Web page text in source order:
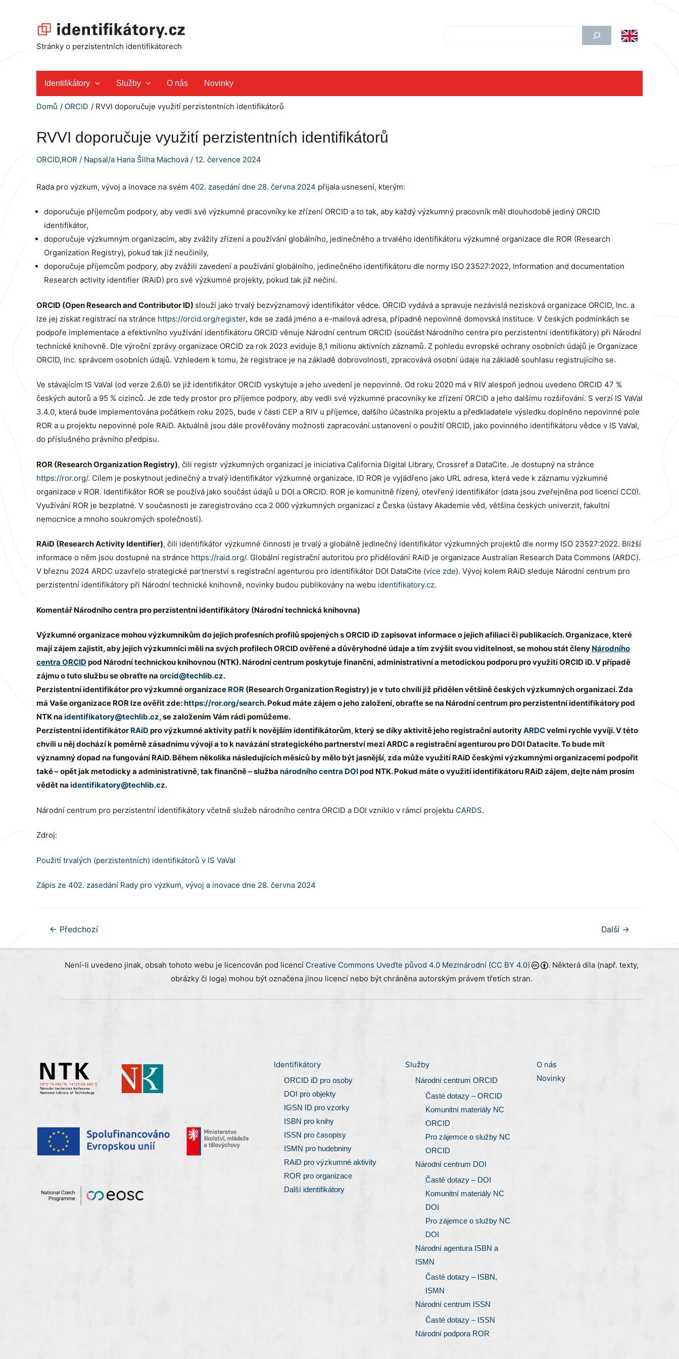
Stránky o perzistentních identifikátorech
Identifikátory Služby O nás Novinky
Domů ORCID RVVI doporučuje využití perzistentních identifikátorů
RVVI doporučuje využití perzistentních identifikátorů
ORCID,ROR / Napsal/a Hana Šilha Machová / 12. července 2024
Rada pro výzkum, vývoj a inovace na svém 402. zasedání dne 28. června 2024 přijala usnesení, kterým:
doporučuje příjemcům podpory, aby vedli své výzkumné pracovníky ke zřízení ORCID a to tak, aby každý výzkumný pracovník měl dlouhodobě jediný ORCID
identifikátor,
doporučuje výzkumným organizacím, aby zvážily zřízení a používání globálního, jedinečného a trvalého identifikátoru výzkumné organizace dle ROR (Research
Organization Registry), pokud tak již neučinily,
doporučuje příjemcům podpory, aby zvážili zavedení a používání globálního, jedinečného identifikátoru dle normy ISO 23527:2022, Information and documentation
Research activity identifier (RAiD) pro své výzkumné projekty, pokud tak již nečiní.
ORCID (Open Research and Contributor ID) slouží jako trvalý bezvýznamový identifikátor vědce. ORCID vydává a spravuje nezávislá nezisková organizace ORCID, Inc. a
lze jej získat registrací na stránce https://orcid.org/register, kde se zadá jméno a e-mailová adresa, případně nepovinně domovská instituce. V českých podmínkách se
podpoře implementace a efektivního využívání identifikátoru ORCID věnuje Národní centrum ORCID (součást Národního centra pro perzistentní identifikátory) při Národní
technické knihovně. Dle výroční zprávy organizace ORCID za rok 2023 eviduje 8,1 milionu aktivních záznamů. Z pohledu evropské ochrany osobních údajů je Organizace
ORCID, Inc. správcem osobních údajů. Vzhledem k tomu, že registrace je na základě dobrovolnosti, zpracovává osobní údaje na základě souhlasu registrujícího se.
Ve stávajícím IS VaVaI (od verze 2.6.0) se již identifikátor ORCID vyskytuje a jeho uvedení je nepovinné. Od roku 2020 má v RIV alespoň jednou uvedeno ORCID 47 %
českých autorů a 95 % cizinců. Je zde tedy prostor pro příjemce podpory, aby vedli své výzkumné pracovníky ke zřízení ORCID a jeho dalšímu rozšiřování. S verzí IS VaVaI
3.4.0, která bude implementována počátkem roku 2025, bude v části CEP a RIV u příjemce, dalšího účastníka projektu a předkladatele výsledku doplněno nepovinné pole
ROR a u projektu nepovinné pole RAiD. Aktuálně jsou dále prověřovány možnosti zapracování ustanovení o použití ORCID, jako povinného identifikátoru vědce v IS VaVaI,
do příslušného právního předpisu.
ROR (Research Organization Registry), čili registr výzkumných organizací je iniciativa California Digital Library, Crossref a DataCite. Je dostupný na stránce
https://ror.org/. Cílem je poskytnout jedinečný a trvalý identifikátor výzkumné organizace. ID ROR je vyjádřeno jako URL adresa, která vede k záznamu výzkumné
organizace v ROR. Identifikátor ROR se používá jako součást údajů u DOI a ORCID. ROR je komunitně řízený, otevřený identifikátor (data jsou zveřejněna pod licencí CC0).
Využívání ROR je bezplatné. V současnosti je zaregistrováno cca 2 000 výzkumných organizací z Česka (ústavy Akademie věd, většina českých univerzit, fakultní
nemocnice a mnoho soukromých společností).
RAiD (Research Activity Identifier), čili identifikátor výzkumné činnosti je trvalý a globálně jedinečný identifikátor výzkumných projektů dle normy ISO 23527:2022. Bližší
informace o něm jsou dostupné na stránce https://raid.org/. Globální registrační autoritou pro přidělování RAiD je organizace Australian Research Data Commons (ARDC).
V březnu 2024 ARDC uzavřelo strategické partnerství s registrační agenturou pro identifikátor DOI DataCite (více zde). Vývoj kolem RAiD sleduje Národní centrum pro
perzistentní identifikátory při Národní technické knihovně, novinky budou publikovány na webu identifikatory.cz.
Komentář Národního centra pro perzistentní identifikátory (Národní technická knihovna)
Výzkumné organizace mohou výzkumníkům do jejich profesních profilů spojených s ORCID iD zapisovat informace o jejich afiliaci či publikacích. Organizace, které
mají zájem zajistit, aby jejich výzkumníci měli na svých profilech ORCID ověřené a důvěryhodné údaje a tím zvýšit svou viditelnost, se mohou stát členy Národního
centra ORCIDpod Národní technickou knihovnou (NTK). Národní centrum poskytuje finanční, administrativní a metodickou podporu pro využití ORCID iD. V případě
zájmu o tuto službu se obraťte na orcid@techlib.cz.
Perzistentní identifikátor pro výzkumné organizace ROR (Research Organization Registry) je v tuto chvíli již přidělen většině českých výzkumných organizací. Zda
má Vaše organizace ROR lze ověřit zde:https://ror.org/search. Pokud máte zájem o jeho založení, obraťte se na Národní centrum pro perzistentní identifikátory pod
NTK na identifikatory@techlib.cz, se založením Vám rádi pomůžeme.
Perzistentní identifikátor RAiDpro výzkumné aktivity patří k novějším identifikátorům, který se díky aktivitě jeho registrační autorityARDCvelmi rychle vyvíjí. V této
chvíli u něj dochází k poměrně zásadnímu vývoji a to k navázání strategického partnerství mezi ARDC a registrační agenturou pro DOI Datacite. To bude mít
významný dopad na fungování RAiD. Během několika následujících měsíců by mělo být jasnější, zda může využití RAiD českými výzkumnými organizacemi podpořit
také – opět jak metodicky a administrativně, tak finančně – služba národního centra DOIpod NTK. Pokud máte o využití identifikátoru RAiD zájem, dejte nám prosím
vědět na identifikatory@techlib.cz.
Národní centrum pro perzistentní identifikátory včetně služeb národního centra ORCID a DOI vzniklo v rámci projektu CARDS.
Zdroj:
Použití trvalých (perzistentních) identifikátorů v IS VaVaI
Zápis ze 402. zasedání Rady pro výzkum, vývoj a inovace dne 28. června 2024
Navigace
← Předchozí Další →
Není-li uvedeno jinak, obsah tohoto webu je licencován pod licencí Creative Commons Uveďte původ 4.0 Mezinárodní (CC BY 4.0)
. Některá díla (např. texty,
obrázky či loga) mohou být označena jinou licencí nebo být chráněna autorským právem třetích stran.
Identifikátory
ORCID iD pro osoby
DOI pro objekty
IGSN ID pro vzorky
ISBN pro knihy
ISSN pro časopisy
ISMN pro hudebniny
RAiD pro výzkumné aktivity
ROR pro organizace
Další identifikátory
Služby
Národní centrum ORCID
Časté dotazy – ORCID
Komunitní materiály NC
ORCID
Pro zájemce o služby NC
ORCID
Národní centrum DOI
Časté dotazy – DOI
Komunitní materiály NC
DOI
Pro zájemce o služby NC
DOI
Národní agentura ISBN a
ISMN
Časté dotazy – ISBN,
ISMN
Národní centrum ISSN
Časté dotazy – ISSN
Národní podpora ROR
O nás
Novinky